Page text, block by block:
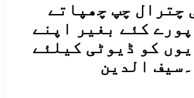
چترال چپ چھپاتے
کئے بغیر اپنے
کو ڈیوٹی کیلئے
الدین